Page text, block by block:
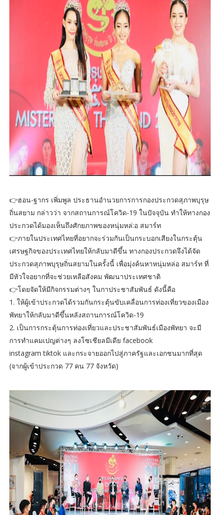
👉ฮอน-ฐากร เพิ่มพูล ประธานอำนวยการการกองประกวดสุภาพบุรุษ
ถิ่นสยาม กล่าวว่า จากสถานการณ์โควิด-19 ในปัจจุบัน ทำให้ทางกอง
ประกวดได้มองเห็นถึงศักยภาพของหนุ่มหล่:อ สมาร์ท
👉ภายในประเทศไทยที่อยากจะร่วมกันเป็นกระบอกเสียงในกระตุ้น
เศรษฐกิจของประเทศไทยให้กลับมาดีขึ้น ทางกองประกวดจึงได้จัด
ประกวดสุภาพบุรุษถิ่นสยามในครั้งนี้ เพื่อมุ่งค้นหาหนุ่มหล่อ สมาร์ท ที่
มีหัวใจอยากที่จะช่วยเหลือสังคม พัฒนาประเทศชาติ
👉โดยจัดให้มีกิจกรรมต่างๆ ในกาประชาสัมพันธ์ ดังนี้คือ
1. ให้ผู้เข้าประกวดได้รวมกันกระตุ้นขับเคลื่อนการท่องเที่ยวของเมือง
พัทยาให้กลับมาดีขึ้นหลังสถานการณ์โควิด-19
2. เป็นการกระตุ้นการท่องเที่ยวและประชาสัมพันธ์เมืองพัทยา จะมี
การทำแคมเปญต่างๆ ลงโซเชียลมีเดีย facebook
instagram tiktok และกระจายออกไปสู่ภาครัฐและเอกชนมากที่สุด
(จากผู้เข้าประกวด 77 คน 77 จังหวัด)